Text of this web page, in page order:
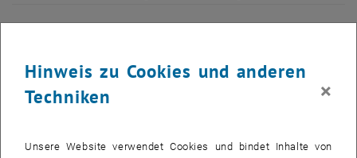
sich die Fertigung in der Endphase und am 29. April 2009 wird das
Auto offiziell vorgestellt. Dieses Mal im etwas kleineren Rahmen,
dabei sein will, kann sich unter <link>rollout@racing.tuwien.ac.at für
Hinweis zu Cookies und anderen
Techniken
×
Unsere Website verwendet Cookies und bindet Inhalte von